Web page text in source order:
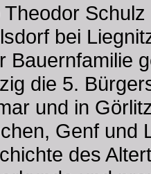
Theodor
bei
Bauernfamilie
die 5.
und in
Genf und
des